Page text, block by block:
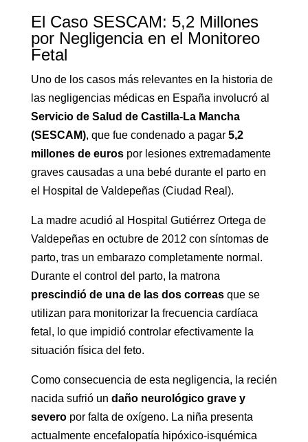
El Caso SESCAM: 5,2 Millones
por Negligencia en el Monitoreo
Fetal
Uno de los casos más relevantes en la historia de
las negligencias médicas en España involucró al
Servicio de Salud de Castilla-La Mancha
(SESCAM), que fue condenado a pagar 5,2
millones de eurospor lesiones extremadamente
graves causadas a una bebé durante el parto en
el Hospital de Valdepeñas (Ciudad Real).
La madre acudió al Hospital Gutiérrez Ortega de
Valdepeñas en octubre de 2012 con síntomas de
parto, tras un embarazo completamente normal.
Durante el control del parto, la matrona
prescindió de una de las dos correasque se
utilizan para monitorizar la frecuencia cardíaca
fetal, lo que impidió controlar efectivamente la
situación física del feto.
Como consecuencia de esta negligencia, la recién
nacida sufrió un daño neurológico grave y
severopor falta de oxígeno. La niña presenta
actualmente encefalopatía hipóxico-isquémica